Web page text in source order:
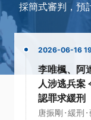
採簡式審判，預
2026-06-16
李唯楓、阿
人涉逃兵案
認罪求緩刑
唐振剛 ·緩刑 ·